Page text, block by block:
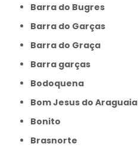
Barra do Bugres
Barra do Garças
Barra do Graça
Barra garças
Bodoquena
Bom Jesus do Araguaia
Bonito
Brasnorte